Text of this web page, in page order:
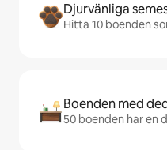
Djurvänliga
Hitta 10 boenden
Boenden med
50 boenden har en